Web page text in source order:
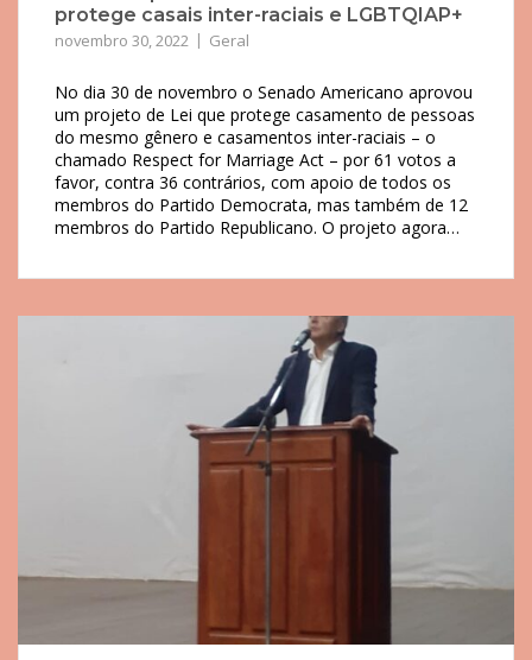
protege casais inter-raciais e LGBTQIAP+
novembro 30, 2022 Geral
No dia 30 de novembro o Senado Americano aprovou
um projeto de Lei que protege casamento de pessoas
do mesmo gênero e casamentos inter-raciais – o
chamado Respect for Marriage Act – por 61 votos a
favor, contra 36 contrários, com apoio de todos os
membros do Partido Democrata, mas também de 12
membros do Partido Republicano. O projeto agora…